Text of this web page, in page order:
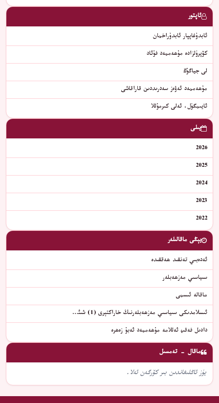
ئاپتور
ئابدۇغاپپار ئابدۇراخمان
كۆپرۈلزادە مۇھەممەد فۇئاد
لى جياگۇڭ
مۇھەممەد ئەۋەز سەدرىددىن قاراقاشى
ئايىمگۈل، ئەلى كىرمۇللا
يىلى
2026
2025
2024
2023
2022
يېڭى ماقالىلەر
ئەدەبىي تەنقىد ھەققىدە
سىياسىي مەزھەبلەر
ماقالە ئىسمى
ئىسلامدىكى سىياسىي مەزھەبلەرنىڭ خاراكتېرى (1) شىئ…
دادىل فەقىھ ئەللامە مۇھەممەد ئەبۇ زەھرە
ماقال - تەمسىل
يۈز ئاڭلىغاندىن بىر كۆرگەن ئەلا.